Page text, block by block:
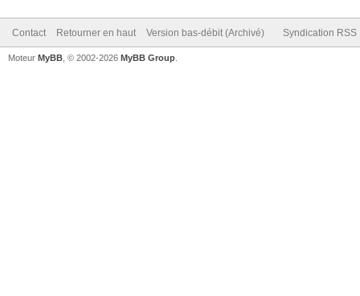
Contact Retourner en haut Version bas-débit (Archivé) Syndication RSS
Moteur MyBB , © 2002-2026 MyBB Group